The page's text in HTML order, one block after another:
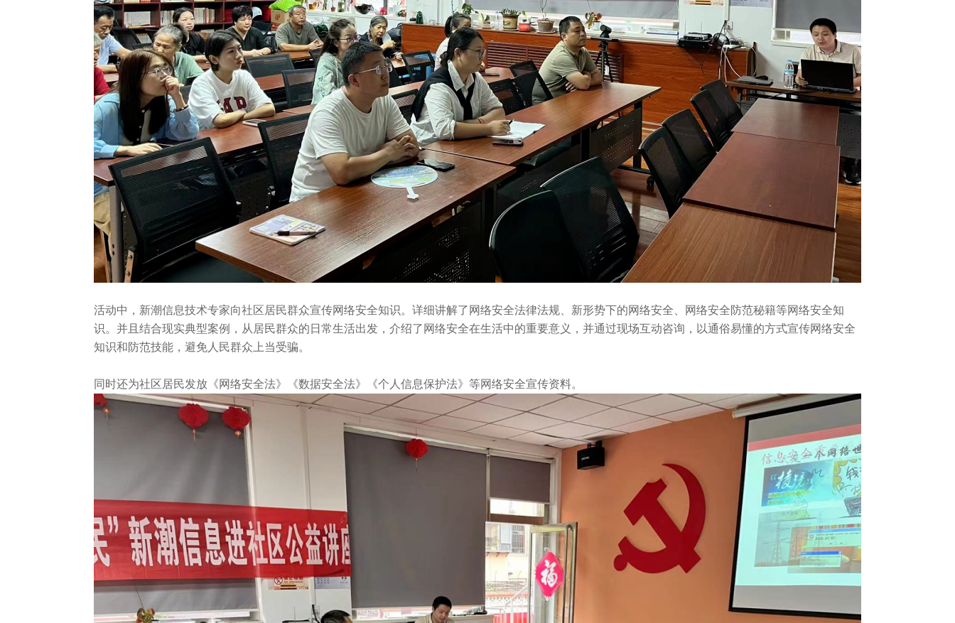
活动中，新潮信息技术专家向社区居民群众宣传网络安全知识。详细讲解了网络安全法律法规、新形势下的网络安全、网络安全防范秘籍等网络安全知
识。并且结合现实典型案例，从居民群众的日常生活出发，介绍了网络安全在生活中的重要意义，并通过现场互动咨询，以通俗易懂的方式宣传网络安全
知识和防范技能，避免人民群众上当受骗。
同时还为社区居民发放《网络安全法》《数据安全法》《个人信息保护法》等网络安全宣传资料。